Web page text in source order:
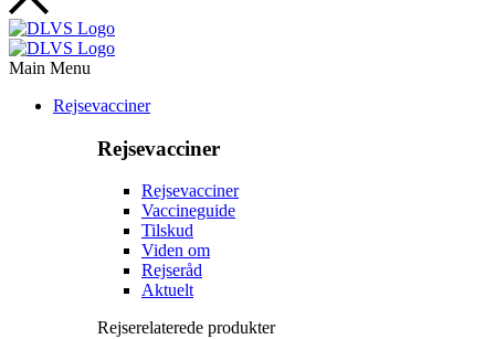
Main Menu
Rejsevacciner
Rejsevacciner
Rejsevacciner
Vaccineguide
Tilskud
Viden om
Rejseråd
Aktuelt
Rejserelaterede produkter